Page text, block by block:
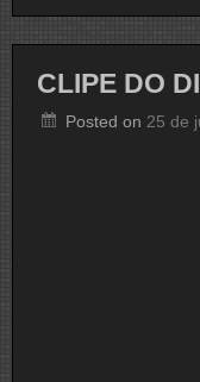
CIDADE
CLIPE DO
Posted on 25 de